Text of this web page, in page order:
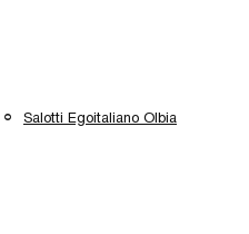
Salotti Egoitaliano Olbia